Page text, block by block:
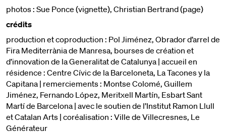
photos : Sue Ponce (vignette), Christian Bertrand (page)
crédits
production et coproduction : Pol Jiménez, Obrador d’arrel de
Fira Mediterrània de Manresa, bourses de création et
d’innovation de la Generalitat de Catalunya | accueil en
résidence : Centre Cívic de la Barceloneta, La Tacones y la
Capitana | remerciements : Montse Colomé, Guillem
Jiménez, Fernando López, Meritxell Martín, Esbart Sant
Martí de Barcelona | avec le soutien de l’Institut Ramon Llull
et Catalan Arts | coréalisation : Ville de Villecresnes, Le
Générateur